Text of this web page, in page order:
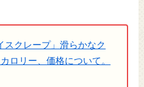
スクレープ」滑らかなク
ロリー、価格について。